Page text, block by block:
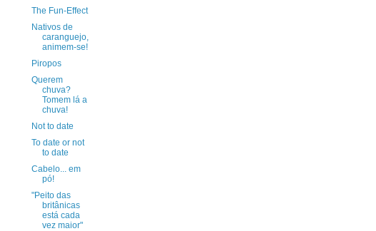
The Fun-Effect
Nativos de
caranguejo,
animem-se!
Piropos
Querem
chuva?
Tomem lá a
chuva!
Not to date
To date or not
to date
Cabelo... em
pó!
"Peito das
britânicas
está cada
vez maior"